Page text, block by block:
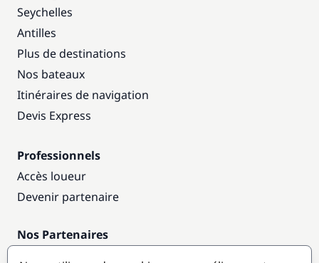
Seychelles
Antilles
Plus de destinations
Nos bateaux
Itinéraires de navigation
Devis Express
Professionnels
Accès loueur
Devenir partenaire
Nos Partenaires